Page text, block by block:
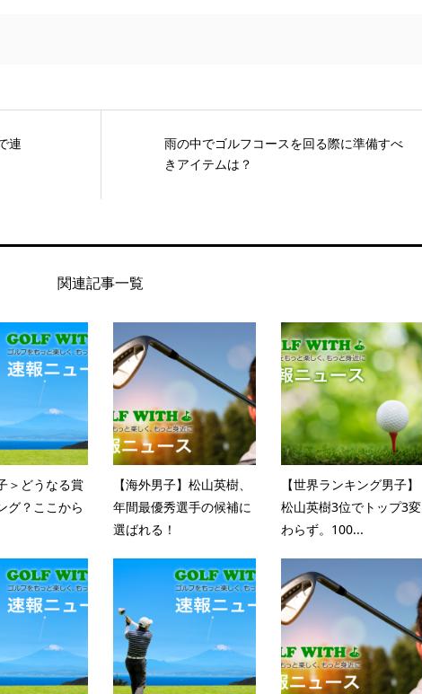
連
雨の中でゴルフコースを回る際に準備すべ
きアイテムは？
関連記事一覧
＞どうなる賞
グ？ここから
【海外男子】松山英樹、
年間最優秀選手の候補に
選ばれる！
【世界ランキング男子】
松山英樹3位でトップ3変
わらず。100...